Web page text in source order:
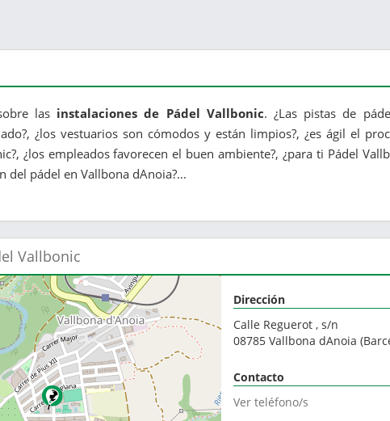
las instalaciones de Pádel Vallbonic. ¿Las pistas de
¿los vestuarios son cómodos y están limpios?, ¿es ágil el
¿los empleados favorecen el buen ambiente?, ¿para ti Pádel
del pádel en Vallbona dAnoia?...
Vallbonic
Dirección
Calle Reguerot , s/n
08785 Vallbona dAnoia (
Contacto
Ver teléfono/s